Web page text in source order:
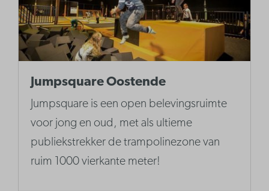
Jumpsquare Oostende
Jumpsquare is een open belevingsruimte
voor jong en oud, met als ultieme
publiekstrekker de trampolinezone van
ruim 1000 vierkante meter!